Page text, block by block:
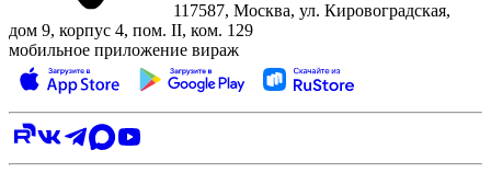
117587, Москва, ул. Кировоградская,
дом 9, корпус 4, пом. II, ком. 129
мобильное приложение вираж